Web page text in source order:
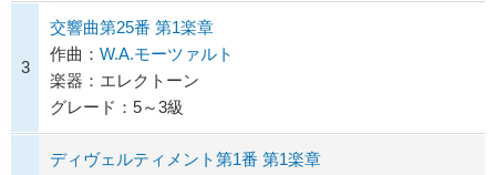
3
交響曲第25番 第1楽章
作曲： W.A.モーツァルト
楽器：エレクトーン
グレード：5～3級
ディヴェルティメント第1番 第1楽章